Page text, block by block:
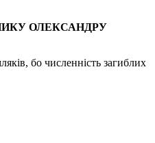
ОЛЕКСАНДРУ
бо численність загиблих